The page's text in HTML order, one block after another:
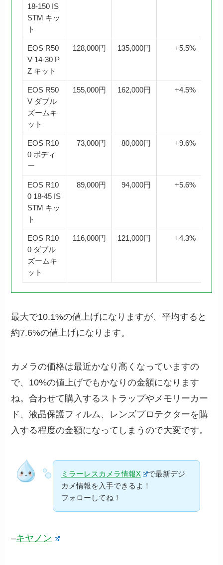
18-150 IS
STM キッ
ト
EOS R50
V 14-30 P
Z キット
128,000円 135,000円 +5.5%
EOS R50
V ダブル
ズームキ
ット
155,000円 162,000円 +4.5%
EOS R10
0 ボディ
ー
73,000円 80,000円 +9.6%
EOS R10
0 18-45 IS
STM キッ
ト
89,000円 94,000円 +5.6%
EOS R10
0 ダブル
ズームキ
ット
116,000円 121,000円 +4.3%
最大で10.1%の値上げになりますが、平均すると
約7.6%の値上げになります。
カメラの価格は最近かなり高くなっていますの
で、10%の値上げでもかなりの金額になります
ね。合わせて購入するストラップやメモリーカー
ド、液晶保護フィルム、レンズプロテクターを購
入する程度の金額になってしまうので大変です。
ミラーレスカメラ情報X
で最新デジ
カメ情報を入手できるよ！
フォローしてね！
–キヤノン